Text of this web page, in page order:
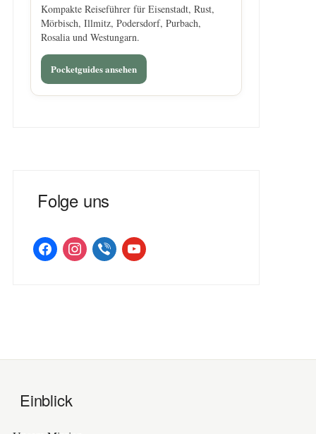
Kompakte Reiseführer für Eisenstadt, Rust,
Mörbisch, Illmitz, Podersdorf, Purbach,
Rosalia und Westungarn.
Pocketguides ansehen
Folge uns
facebookinstagramviber youtube
Einblick